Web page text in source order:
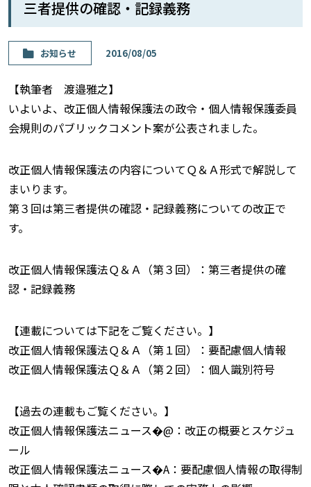
三者提供の確認・記録義務
お知らせ 2016/08/05
【執筆者 渡邉雅之】
いよいよ、改正個人情報保護法の政令・個人情報保護委員
会規則のパブリックコメント案が公表されました。
改正個人情報保護法の内容についてＱ＆Ａ形式で解説して
まいります。
第３回は第三者提供の確認・記録義務についての改正で
す。
改正個人情報保護法Ｑ＆Ａ（第３回）：第三者提供の確
認・記録義務
【連載については下記をご覧ください。】
改正個人情報保護法Ｑ＆Ａ（第１回）：要配慮個人情報
改正個人情報保護法Ｑ＆Ａ（第２回）：個人識別符号
【過去の連載もご覧ください。】
改正個人情報保護法ニュース�@：改正の概要とスケジュ
ール
改正個人情報保護法ニュース�A：要配慮個人情報の取得制